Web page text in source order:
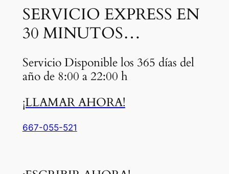
SERVICIO EXPRESS EN
30 MINUTOS…
Servicio Disponible los 365 días del
año de 8:00 a 22:00 h
¡LLAMAR AHORA!
667-055-521